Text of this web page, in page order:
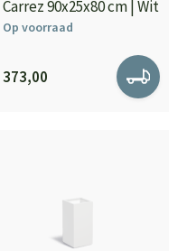
Carrez 90x25x80 cm | Wit
Op voorraad
373,00